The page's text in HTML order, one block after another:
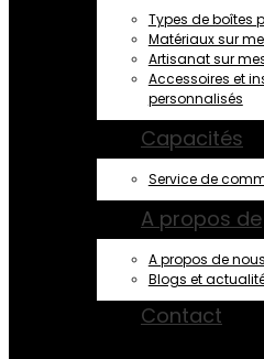
Types de boîtes
Matériaux sur
Artisanat sur
Accessoires et
personnalisés
Capacités
Service de
A propos de
A propos de nous
Blogs et
Contact